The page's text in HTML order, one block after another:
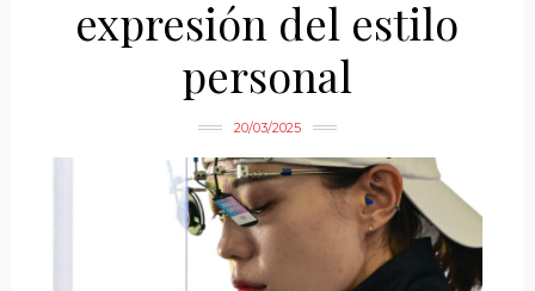
expresión del estilo
personal
20/03/2025